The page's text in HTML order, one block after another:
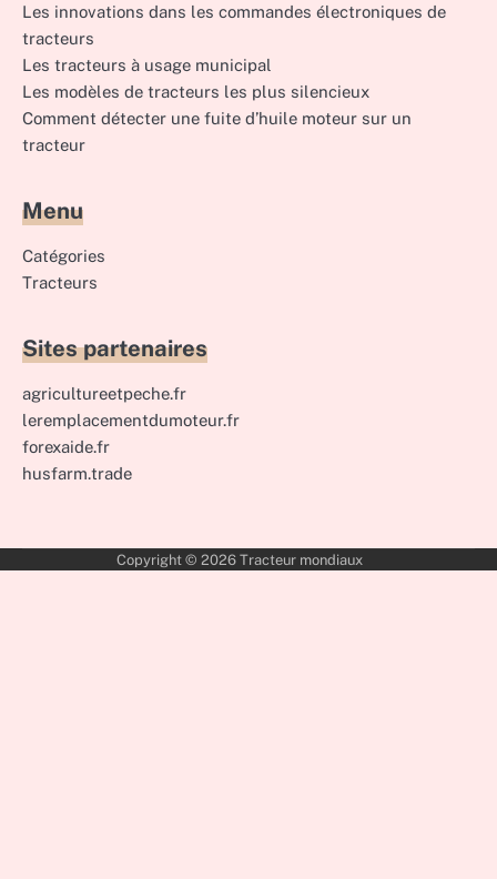
Les innovations dans les commandes électroniques de
tracteurs
Les tracteurs à usage municipal
Les modèles de tracteurs les plus silencieux
Comment détecter une fuite d’huile moteur sur un
tracteur
Menu
Catégories
Tracteurs
Sites partenaires
agricultureetpeche.fr
leremplacementdumoteur.fr
forexaide.fr
husfarm.trade
Copyright © 2026 Tracteur mondiaux